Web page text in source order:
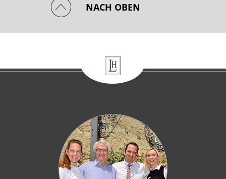
NACH OBEN